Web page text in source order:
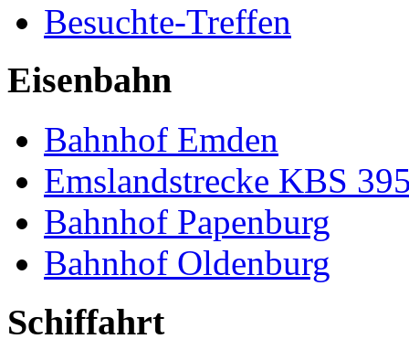
Besuchte-Treffen
Eisenbahn
Bahnhof Emden
Emslandstrecke KBS
Bahnhof Papenburg
Bahnhof Oldenburg
Schiffahrt